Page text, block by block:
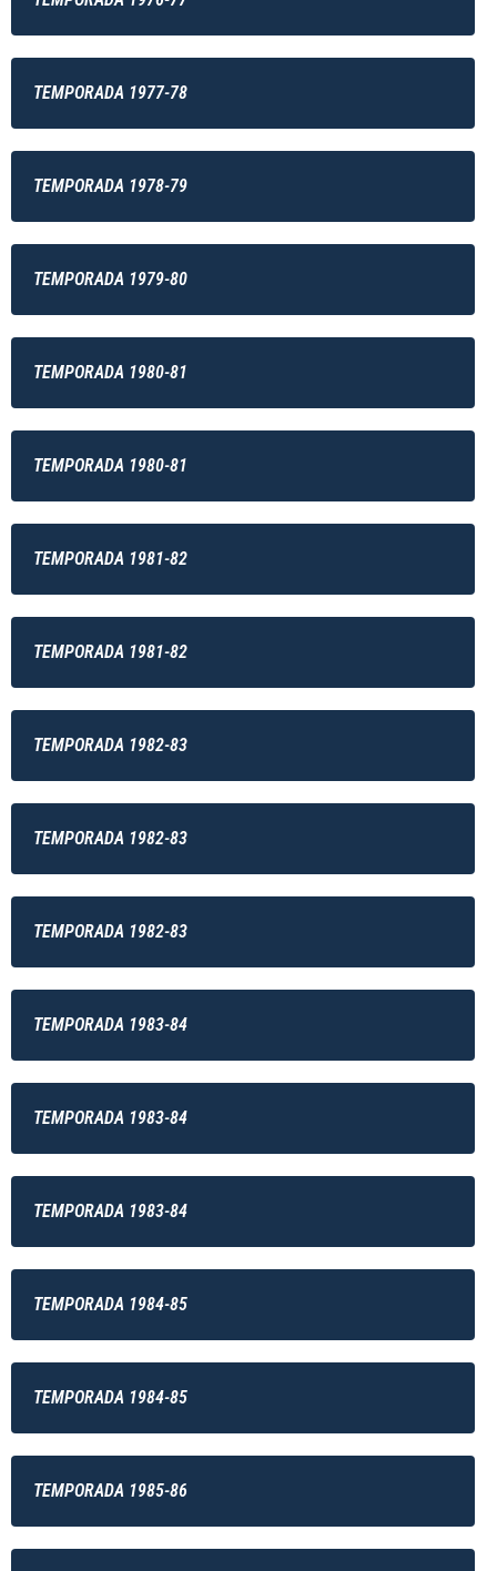
TEMPORADA 1977-78
TEMPORADA 1978-79
TEMPORADA 1979-80
TEMPORADA 1980-81
TEMPORADA 1980-81
TEMPORADA 1981-82
TEMPORADA 1981-82
TEMPORADA 1982-83
TEMPORADA 1982-83
TEMPORADA 1982-83
TEMPORADA 1983-84
TEMPORADA 1983-84
TEMPORADA 1983-84
TEMPORADA 1984-85
TEMPORADA 1984-85
TEMPORADA 1985-86